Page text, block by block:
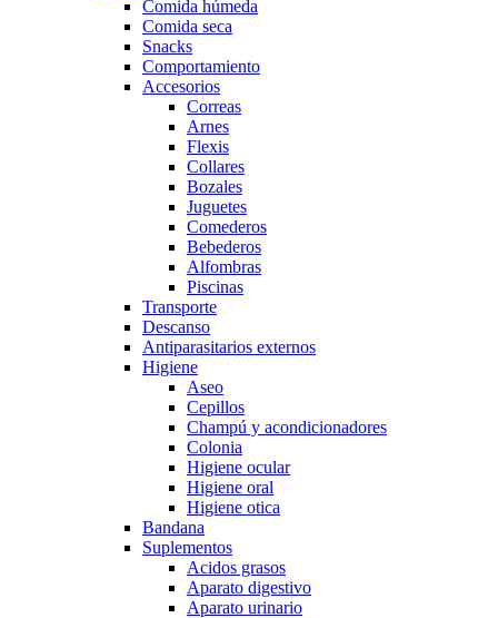
Comida húmeda
Comida seca
Snacks
Comportamiento
Accesorios
Correas
Arnes
Flexis
Collares
Bozales
Juguetes
Comederos
Bebederos
Alfombras
Piscinas
Transporte
Descanso
Antiparasitarios externos
Higiene
Aseo
Cepillos
Champú y acondicionadores
Colonia
Higiene ocular
Higiene oral
Higiene otica
Bandana
Suplementos
Acidos grasos
Aparato digestivo
Aparato urinario